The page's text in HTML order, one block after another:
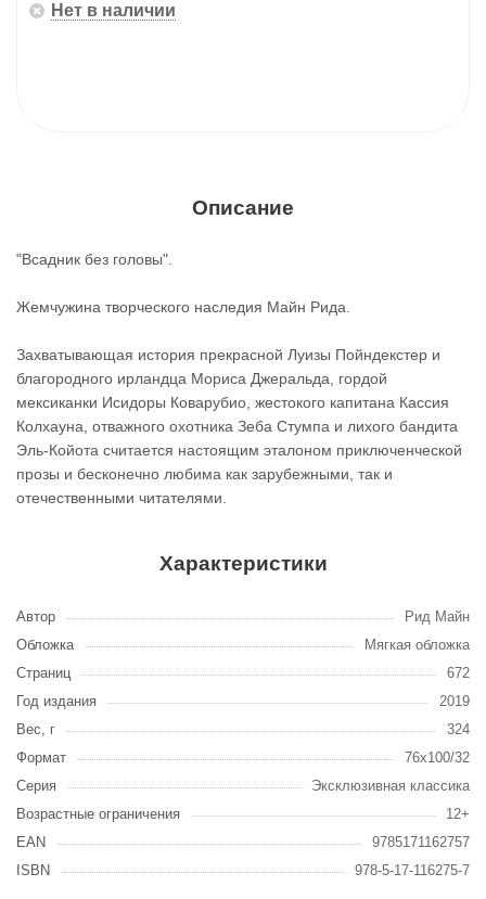
Нет в наличии
Описание
"Всадник без головы".
Жемчужина творческого наследия Майн Рида.
Захватывающая история прекрасной Луизы Пойндекстер и
благородного ирландца Мориса Джеральда, гордой
мексиканки Исидоры Коварубио, жестокого капитана Кассия
Колхауна, отважного охотника Зеба Стумпа и лихого бандита
Эль-Койота считается настоящим эталоном приключенческой
прозы и бесконечно любима как зарубежными, так и
отечественными читателями.
Характеристики
Автор
Рид Майн
Обложка
Мягкая обложка
Страниц
672
Год издания
2019
Вес, г
324
Формат
76x100/32
Серия
Эксклюзивная классика
Возрастные ограничения
12+
EAN
9785171162757
ISBN
978-5-17-116275-7